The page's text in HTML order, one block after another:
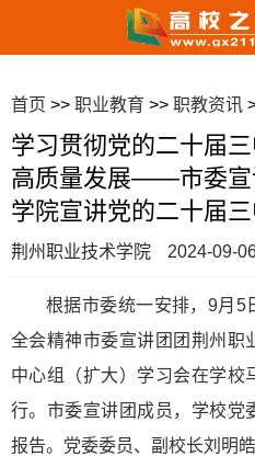
首页 >> 职业教育 >> 职教资讯
学习贯彻党的二十届
高质量发展——市委宣
学院宣讲党的二十届
荆州职业技术学院 2024-09-
根据市委统一安排，9月5
全会精神市委宣讲团团荆州职
中心组（扩大）学习会在学校
行。市委宣讲团成员，学校党
报告。党委委员、副校长刘明